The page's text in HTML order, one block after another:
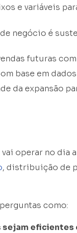
e variáveis
negócio é
futuras
base em
da expansão
operar no dia
, distribuição de
como:
sejam eficientes